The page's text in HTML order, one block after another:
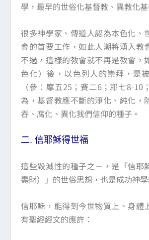
學，最早的世俗化基督教、異教化基
很多神學家、傳道人認為本色化、
會的首要工作，如此人潮將湧入教
不過，這樣的教會就不再是教會，
色化）後，以色列人的崇拜，是
（參：摩五25；賽二6；耶七8-10
為，基督教應不斷的淨化、純化，
吞、腐化、異化我們信仰的種子。
二.信耶穌得世福
這些毀滅性的種子之ㄧ，是「信耶
壽財）」的世俗思想，也是成功神
信耶穌，能得到今世物質上、身體
有聖經經文的應許：